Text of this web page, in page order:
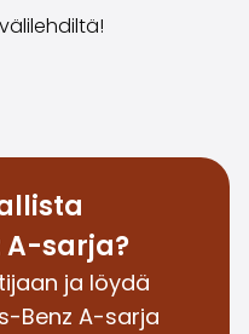
A-sarja?
ja löydä
Benz A-sarja